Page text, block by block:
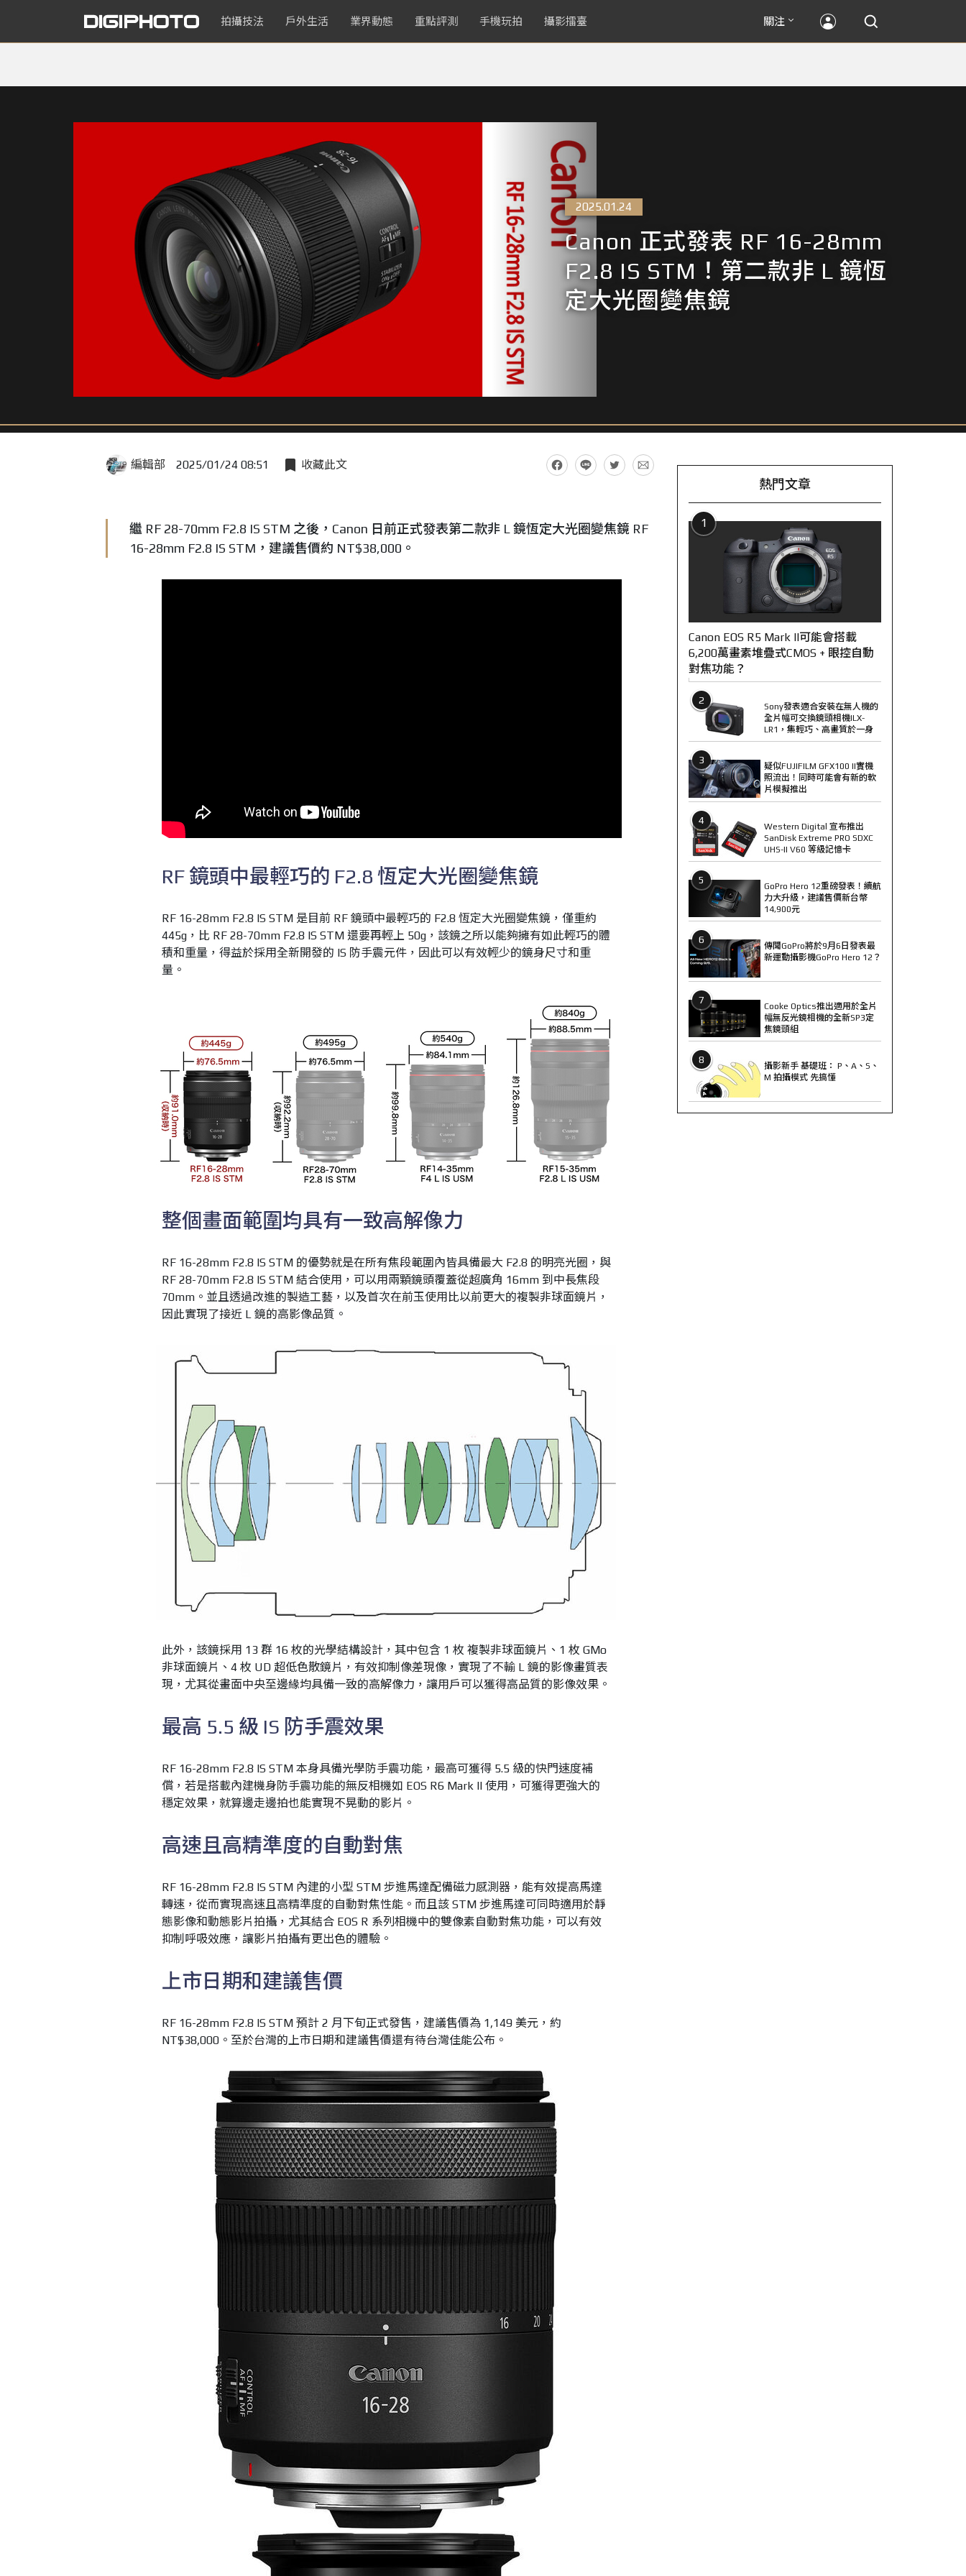
拍攝技法 戶外生活 業界動態 重點評測 手機玩拍 攝影擂臺 關注
2025.01.24
Canon 正式發表 RF 16-28mm
F2.8 IS STM！第二款非 L 鏡恆
定大光圈變焦鏡
編輯部 2025/01/24 08:51 收藏此文
繼 RF 28-70mm F2.8 IS STM 之後，Canon 日前正式發表第二款非 L 鏡恆定大光圈變焦鏡 RF
16-28mm F2.8 IS STM，建議售價約 NT$38,000。
RF 鏡頭中最輕巧的 F2.8 恆定大光圈變焦鏡
RF 16-28mm F2.8 IS STM 是目前 RF 鏡頭中最輕巧的 F2.8 恆定大光圈變焦鏡，僅重約
445g，比 RF 28-70mm F2.8 IS STM 還要再輕上 50g，該鏡之所以能夠擁有如此輕巧的體
積和重量，得益於採用全新開發的 IS 防手震元件，因此可以有效輕少的鏡身尺寸和重
量。
整個畫面範圍均具有一致高解像力
RF 16-28mm F2.8 IS STM 的優勢就是在所有焦段範圍內皆具備最大 F2.8 的明亮光圈，與
RF 28-70mm F2.8 IS STM 結合使用，可以用兩顆鏡頭覆蓋從超廣角 16mm 到中長焦段
70mm。並且透過改進的製造工藝，以及首次在前玉使用比以前更大的複製非球面鏡片，
因此實現了接近 L 鏡的高影像品質。
此外，該鏡採用 13 群 16 枚的光學結構設計，其中包含 1 枚 複製非球面鏡片、1 枚 GMo
非球面鏡片、4 枚 UD 超低色散鏡片，有效抑制像差現像，實現了不輸 L 鏡的影像畫質表
現，尤其從畫面中央至邊緣均具備一致的高解像力，讓用戶可以獲得高品質的影像效果。
最高 5.5 級 IS 防手震效果
RF 16-28mm F2.8 IS STM 本身具備光學防手震功能，最高可獲得 5.5 級的快門速度補
償，若是搭載內建機身防手震功能的無反相機如 EOS R6 Mark II 使用，可獲得更強大的
穩定效果，就算邊走邊拍也能實現不晃動的影片。
高速且高精準度的自動對焦
RF 16-28mm F2.8 IS STM 內建的小型 STM 步進馬達配備磁力感測器，能有效提高馬達
轉速，從而實現高速且高精準度的自動對焦性能。而且該 STM 步進馬達可同時適用於靜
態影像和動態影片拍攝，尤其結合 EOS R 系列相機中的雙像素自動對焦功能，可以有效
抑制呼吸效應，讓影片拍攝有更出色的體驗。
上市日期和建議售價
RF 16-28mm F2.8 IS STM 預計 2 月下旬正式發售，建議售價為 1,149 美元，約
NT$38,000。至於台灣的上市日期和建議售價還有待台灣佳能公布。
熱門文章
1
Canon EOS R5 Mark II可能會搭載
6,200萬畫素堆疊式CMOS + 眼控自動
對焦功能？
2
Sony發表適合安裝在無人機的
全片幅可交換鏡頭相機ILX-
LR1，集輕巧、高畫質於一身
3
疑似FUJIFILM GFX100 II實機
照流出！同時可能會有新的軟
片模擬推出
4
Western Digital 宣布推出
SanDisk Extreme PRO SDXC
UHS-II V60 等級記憶卡
5
GoPro Hero 12重磅發表！續航
力大升級，建議售價新台幣
14,900元
6
傳聞GoPro將於9月6日發表最
新運動攝影機GoPro Hero 12？
7
Cooke Optics推出適用於全片
幅無反光鏡相機的全新SP3定
焦鏡頭組
8
攝影新手 基礎班： P、A、S、
M 拍攝模式 先搞懂